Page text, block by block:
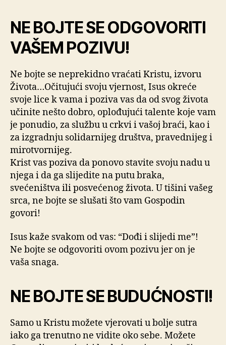
NE BOJTE SE ODGOVORITI
VAŠEM POZIVU!
Ne bojte se neprekidno vraćati Kristu, izvoru
Života…Očitujući svoju vjernost, Isus okreće
svoje lice k vama i poziva vas da od svog života
učinite nešto dobro, oplođujući talente koje vam
je ponudio, za službu u crkvi i vašoj braći, kao i
za izgradnju solidarnijeg društva, pravednijeg i
mirotvornijeg.
Krist vas poziva da ponovo stavite svoju nadu u
njega i da ga slijedite na putu braka,
svećeništva ili posvećenog života. U tišini vašeg
srca, ne bojte se slušati što vam Gospodin
govori!
Isus kaže svakom od vas: “Dođi i slijedi me”!
Ne bojte se odgovoriti ovom pozivu jer on je
vaša snaga.
NE BOJTE SE BUDUĆNOSTI!
Samo u Kristu možete vjerovati u bolje sutra
iako ga trenutno ne vidite oko sebe. Možete